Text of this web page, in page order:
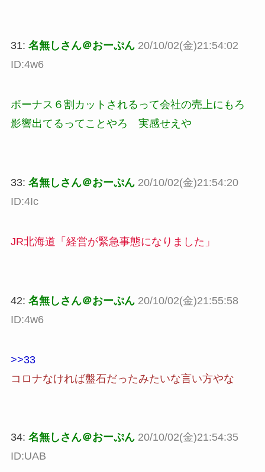
31: 名無しさん＠おーぷん 20/10/02(金)21:54:02
ID:4w6
ボーナス６割カットされるって会社の売上にもろ
影響出てるってことやろ 実感せえや
33: 名無しさん＠おーぷん 20/10/02(金)21:54:20
ID:4Ic
JR北海道「経営が緊急事態になりました」
42: 名無しさん＠おーぷん 20/10/02(金)21:55:58
ID:4w6
>>33
コロナなければ盤石だったみたいな言い方やな
34: 名無しさん＠おーぷん 20/10/02(金)21:54:35
ID:UAB